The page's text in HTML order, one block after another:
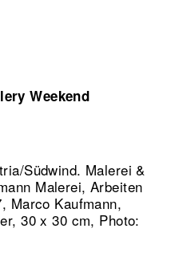
Weekend
Südwind. Malerei &
Malerei, Arbeiten
Marco Kaufmann,
30 x 30 cm, Photo: